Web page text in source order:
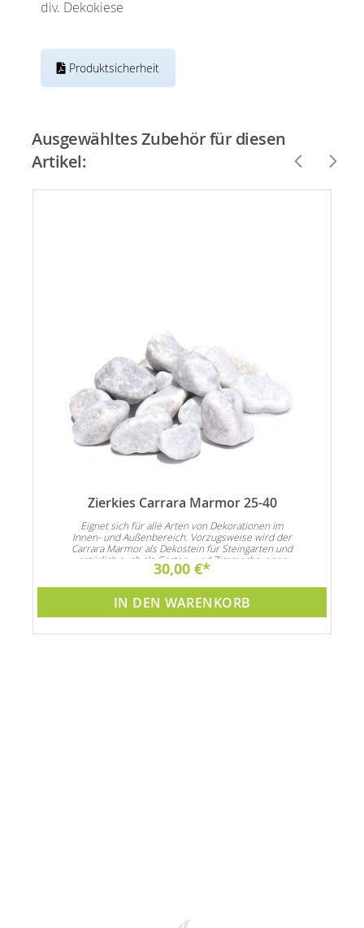
div. Dekokiese
Produktsicherheit
Ausgewähltes Zubehör für diesen
Artikel:
Zierkies Carrara Marmor 25-40
Eignet sich für alle Arten von Dekorationen im
Innen- und Außenbereich. Vorzugsweise wird der
Carrara Marmor als Dekostein für Steingarten und
natürlich auch als Garten- und Zimmerbrunnen
Dekoration verwendet
30,00 €
IN DEN WARENKORB